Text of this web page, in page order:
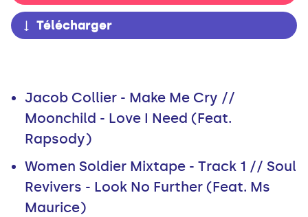
Télécharger
Jacob Collier - Make Me Cry //
Moonchild - Love I Need (Feat.
Rapsody)
Women Soldier Mixtape - Track 1 // Soul
Revivers - Look No Further (Feat. Ms
Maurice)